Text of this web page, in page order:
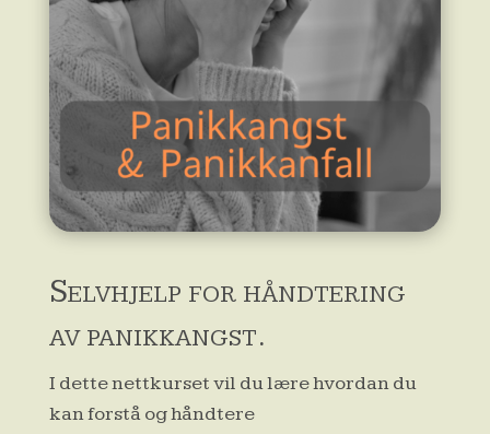
Selvhjelp for håndtering
av panikkangst.
I dette nettkurset vil du lære hvordan du
kan forstå og håndtere